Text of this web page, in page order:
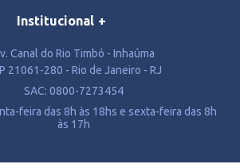
Institucional
Canal do Rio Timbó - Inhaúma
21061-280 - Rio de Janeiro - RJ
SAC: 0800-7273454
feira das 8h às 18hs e sexta-feira das 8h
às 17h